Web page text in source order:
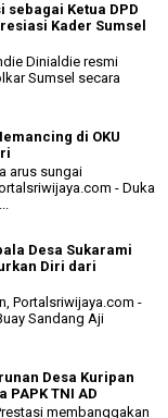
Ketua DPD
Kader Sumsel
Dinialdie resmi
Sumsel secara
di OKU
arus sungai
- Duka
Desa Sukarami
Diri dari
Portalsriwijaya.com -
Sandang Aji
Desa Kuripan
PAPK TNI AD
membanggakan